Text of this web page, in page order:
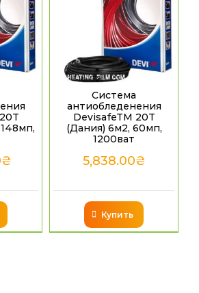
₴
Система
антиобледенения
DevisafeTM 20T
(Дания) 6м2, 60мп,
1200ват
5,838.00₴
Купить